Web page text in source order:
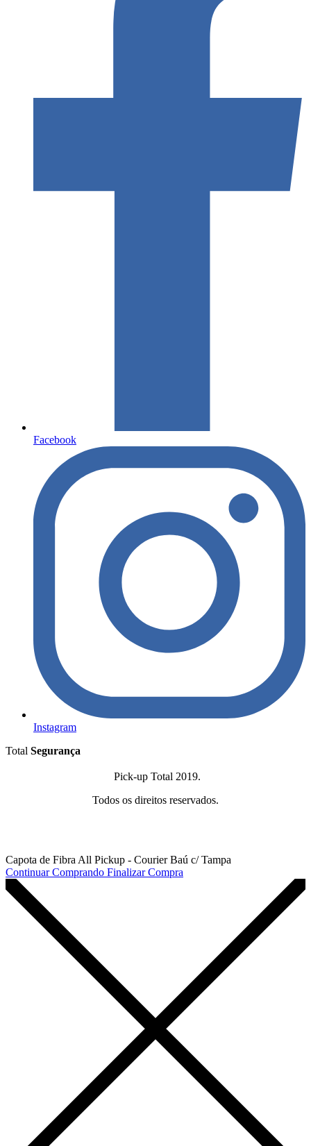
Facebook
Instagram
Total Segurança
Pick-up Total 2019.
Todos os direitos reservados.
Capota de Fibra All Pickup - Courier Baú c/ Tampa
Continuar Comprando Finalizar Compra